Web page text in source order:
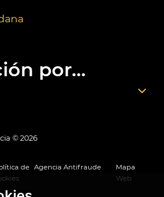
por...
© 2026
de Agencia Antifraude
Mapa
Web